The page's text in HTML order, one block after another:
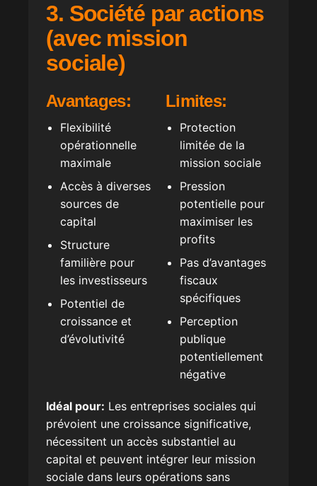
3. Société par actions
(avec mission
sociale)
Avantages:
Flexibilité
opérationnelle
maximale
Accès à diverses
sources de
capital
Structure
familière pour
les investisseurs
Potentiel de
croissance et
d’évolutivité
Limites:
Protection
limitée de la
mission sociale
Pression
potentielle pour
maximiser les
profits
Pas d’avantages
fiscaux
spécifiques
Perception
publique
potentiellement
négative
Idéal pour: Les entreprises sociales qui
prévoient une croissance significative,
nécessitent un accès substantiel au
capital et peuvent intégrer leur mission
sociale dans leurs opérations sans